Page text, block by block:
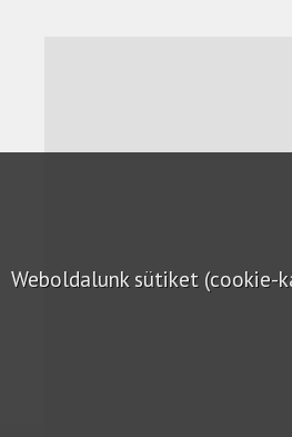
Weboldalunk sütiket (cookie-